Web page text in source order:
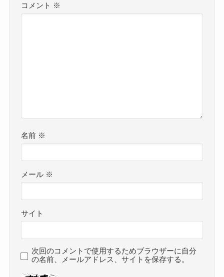
コメント ※
名前 ※
メール ※
サイト
次回のコメントで使用するためブラウザーに自分
の名前、メールアドレス、サイトを保存する。